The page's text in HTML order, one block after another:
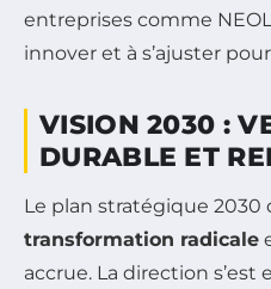
entreprises comme
innover et à s’ajuster
VISION 2030 :
DURABLE ET
Le plan stratégique 2030
transformation radicale
accrue. La direction